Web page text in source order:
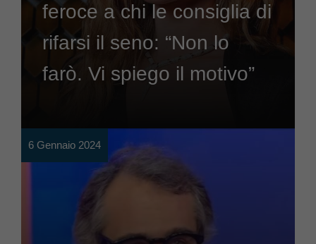
feroce a chi le consiglia di
rifarsi il seno: “Non lo
farò. Vi spiego il motivo”
6 Gennaio 2024